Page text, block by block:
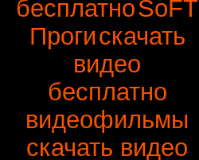
бесплатноSoFT
Прогискачать
видео
бесплатно
видеофильмы
скачать видео